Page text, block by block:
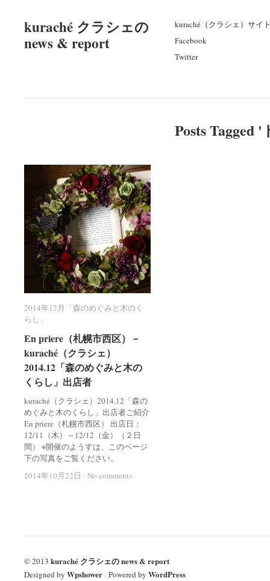
kuraché クラシェの
news & report
kuraché（クラシェ）サイ
Facebook
Twitter
Posts Tagged '
2014年12月「森のめぐみと木のく
らし」
En priere（札幌市西区）－
kuraché（クラシェ）
2014.12「森のめぐみと木の
くらし」出店者
kuraché（クラシェ）2014.12「森の
めぐみと木のくらし」出店者ご紹介
En priere（札幌市西区） 出店日：
12/11（木）～12/12（金）（２日
間） ※開催のようすは、このページ
下の写真をご覧ください。
2014年10月22日 / No comments
2014年12月「森のめぐみと木のく
らし」
En priere（札幌市西区）－
kuraché（クラシェ）
2014.12「森のめぐみと木の
くらし」出店者
2014年10月22日 / No comments
© 2013 kuraché クラシェの news & report
Designed by Wpshower/ Powered by WordPress